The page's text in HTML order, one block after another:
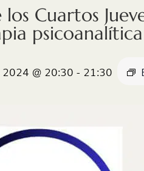
Cuartos
@ 20:30 - 21:30